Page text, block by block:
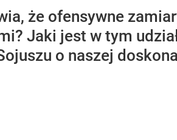
że ofensywne
Jaki jest w tym
o naszej